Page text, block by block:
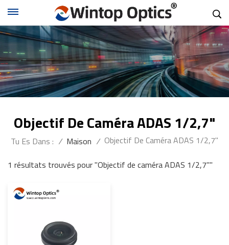
Objectif De Caméra ADAS 1/2,7"
Tu Es Dans : / Maison / Objectif De Caméra ADAS 1/2,7"
1 résultats trouvés pour "Objectif de caméra ADAS 1/2,7""